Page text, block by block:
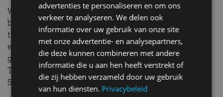
Wil je de échte, onvervalste Subaru-ervaring met
bakken vol vermogen, vierwielaandrijving en serieus
trekgewicht? Dan ben je aangewezen op de 4E-
experience+ van 48.900 euro. Dat is een flinke smak
geld, maar dat maakt hem wel goedkoper dan zijn
Toyota-broer, de vrijwel identieke C-HR+. Die start bij
50.995 euro.
advertenties te personaliseren en om ons
verkeer te analyseren. We delen ook
informatie over uw gebruik van onze site
met onze advertentie- en analysepartners,
die deze kunnen combineren met andere
informatie die u aan hen heeft verstrekt of
die zij hebben verzameld door uw gebruik
van hun diensten. Privacybeleid